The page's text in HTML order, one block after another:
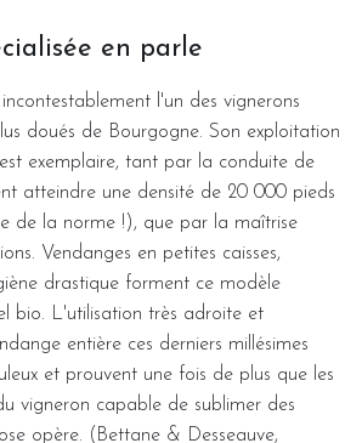
en parle
l'un des vignerons
doués de Bourgogne. Son exploitation
exemplaire, tant par la conduite de
atteindre une densité de 20 000 pieds
de la norme !), que par la maîtrise
Vendanges en petites caisses,
drastique forment ce modèle
bio. L'utilisation très adroite et
entière ces derniers millésimes
et prouvent une fois de plus que les
vigneron capable de sublimer des
opère. (Bettane & Desseauve,